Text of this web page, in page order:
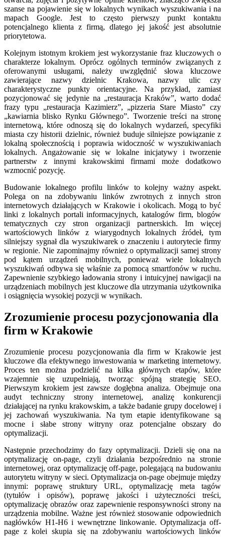
szanse na pojawienie się w lokalnych wynikach wyszukiwania i na
mapach Google. Jest to często pierwszy punkt kontaktu
potencjalnego klienta z firmą, dlatego jej jakość jest absolutnie
priorytetowa.
Kolejnym istotnym krokiem jest wykorzystanie fraz kluczowych o
charakterze lokalnym. Oprócz ogólnych terminów związanych z
oferowanymi usługami, należy uwzględnić słowa kluczowe
zawierające nazwy dzielnic Krakowa, nazwy ulic czy
charakterystyczne punkty orientacyjne. Na przykład, zamiast
pozycjonować się jedynie na „restauracja Kraków”, warto dodać
frazy typu „restauracja Kazimierz”, „pizzeria Stare Miasto” czy
„kawiarnia blisko Rynku Głównego”. Tworzenie treści na stronę
internetową, które odnoszą się do lokalnych wydarzeń, specyfiki
miasta czy historii dzielnic, również buduje silniejsze powiązanie z
lokalną społecznością i poprawia widoczność w wyszukiwaniach
lokalnych. Angażowanie się w lokalne inicjatywy i tworzenie
partnerstw z innymi krakowskimi firmami może dodatkowo
wzmocnić pozycję.
Budowanie lokalnego profilu linków to kolejny ważny aspekt.
Polega on na zdobywaniu linków zwrotnych z innych stron
internetowych działających w Krakowie i okolicach. Mogą to być
linki z lokalnych portali informacyjnych, katalogów firm, blogów
tematycznych czy stron organizacji partnerskich. Im więcej
wartościowych linków z wiarygodnych lokalnych źródeł, tym
silniejszy sygnał dla wyszukiwarek o znaczeniu i autorytecie firmy
w regionie. Nie zapominajmy również o optymalizacji samej strony
pod kątem urządzeń mobilnych, ponieważ wiele lokalnych
wyszukiwań odbywa się właśnie za pomocą smartfonów w ruchu.
Zapewnienie szybkiego ładowania strony i intuicyjnej nawigacji na
urządzeniach mobilnych jest kluczowe dla utrzymania użytkownika
i osiągnięcia wysokiej pozycji w wynikach.
Zrozumienie procesu pozycjonowania dla
firm w Krakowie
Zrozumienie procesu pozycjonowania dla firm w Krakowie jest
kluczowe dla efektywnego inwestowania w marketing internetowy.
Proces ten można podzielić na kilka głównych etapów, które
wzajemnie się uzupełniają, tworząc spójną strategię SEO.
Pierwszym krokiem jest zawsze dogłębna analiza. Obejmuje ona
audyt techniczny strony internetowej, analizę konkurencji
działającej na rynku krakowskim, a także badanie grupy docelowej i
jej zachowań wyszukiwania. Na tym etapie identyfikowane są
mocne i słabe strony witryny oraz potencjalne obszary do
optymalizacji.
Następnie przechodzimy do fazy optymalizacji. Dzieli się ona na
optymalizację on-page, czyli działania bezpośrednio na stronie
internetowej, oraz optymalizację off-page, polegającą na budowaniu
autorytetu witryny w sieci. Optymalizacja on-page obejmuje między
innymi: poprawę struktury URL, optymalizację meta tagów
(tytułów i opisów), poprawę jakości i użyteczności treści,
optymalizację obrazów oraz zapewnienie responsywności strony na
urządzenia mobilne. Ważne jest również stosowanie odpowiednich
nagłówków H1-H6 i wewnętrzne linkowanie. Optymalizacja off-
page z kolei skupia się na zdobywaniu wartościowych linków